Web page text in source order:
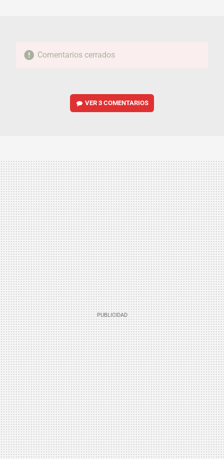
Comentarios cerrados
VER3 COMENTARIOS